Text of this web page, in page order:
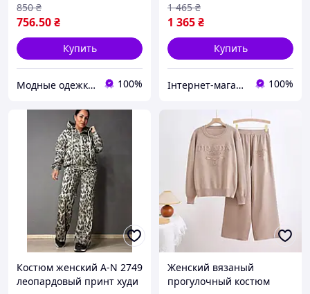
756.50₴
850 ₴
Купить
Модные одежки для меня и крошки 100%
1 365₴
1 465 ₴
Купить
Інтернет-магазин Oksannen 100%
Костюм женский A-N 2749
леопардовый принт худи
Женский вязаный
прогулочный костюм